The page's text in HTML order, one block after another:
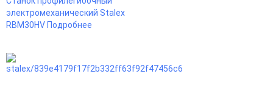
электромеханический Stalex
RBM30HV Подробнее